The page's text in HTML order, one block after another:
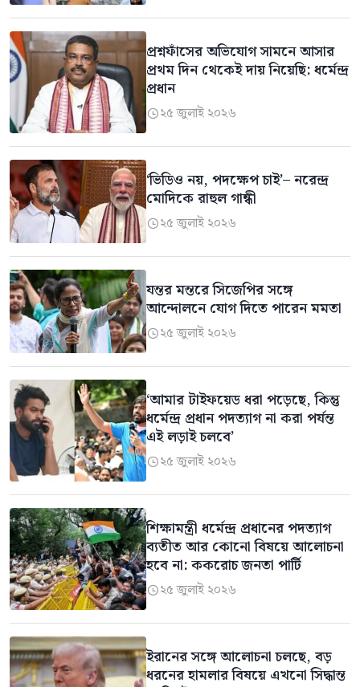
প্রশ্নফাঁসের অভিযোগ সামনে আসার
প্রথম দিন থেকেই দায় নিয়েছি: ধর্মেন্দ্র
প্রধান
২৫ জুলাই ২০২৬
‘ভিডিও নয়, পদক্ষেপ চাই’– নরেন্দ্র
মোদিকে রাহুল গান্ধী
২৫ জুলাই ২০২৬
যন্তর মন্তরে সিজেপির সঙ্গে
আন্দোলনে যোগ দিতে পারেন মমতা
২৫ জুলাই ২০২৬
‘আমার টাইফয়েড ধরা পড়েছে, কিন্তু
ধর্মেন্দ্র প্রধান পদত্যাগ না করা পর্যন্ত
এই লড়াই চলবে’
২৫ জুলাই ২০২৬
শিক্ষামন্ত্রী ধর্মেন্দ্র প্রধানের পদত্যাগ
ব্যতীত আর কোনো বিষয়ে আলোচনা
হবে না: ককরোচ জনতা পার্টি
২৫ জুলাই ২০২৬
ইরানের সঙ্গে আলোচনা চলছে, বড়
ধরনের হামলার বিষয়ে এখনো সিদ্ধান্ত